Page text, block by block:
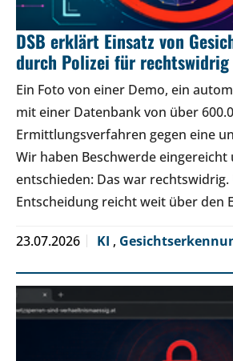
DSB erklärt Einsatz von
durch Polizei für rechtswidrig
Ein Foto von einer Demo, ein
mit einer Datenbank von über
Ermittlungsverfahren gegen eine
Wir haben Beschwerde eingereicht
entschieden: Das war rechtswidrig.
Entscheidung reicht weit über den
23.07.2026 KI ,